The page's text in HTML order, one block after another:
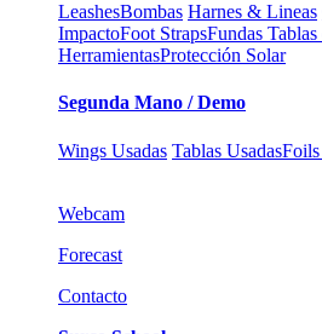
LeashesBombas Harnes & Lineas
ImpactoFoot StrapsFundas
HerramientasProtección Solar
Segunda Mano / Demo
Wings Usadas Tablas UsadasFoils
Webcam
Forecast
Contacto